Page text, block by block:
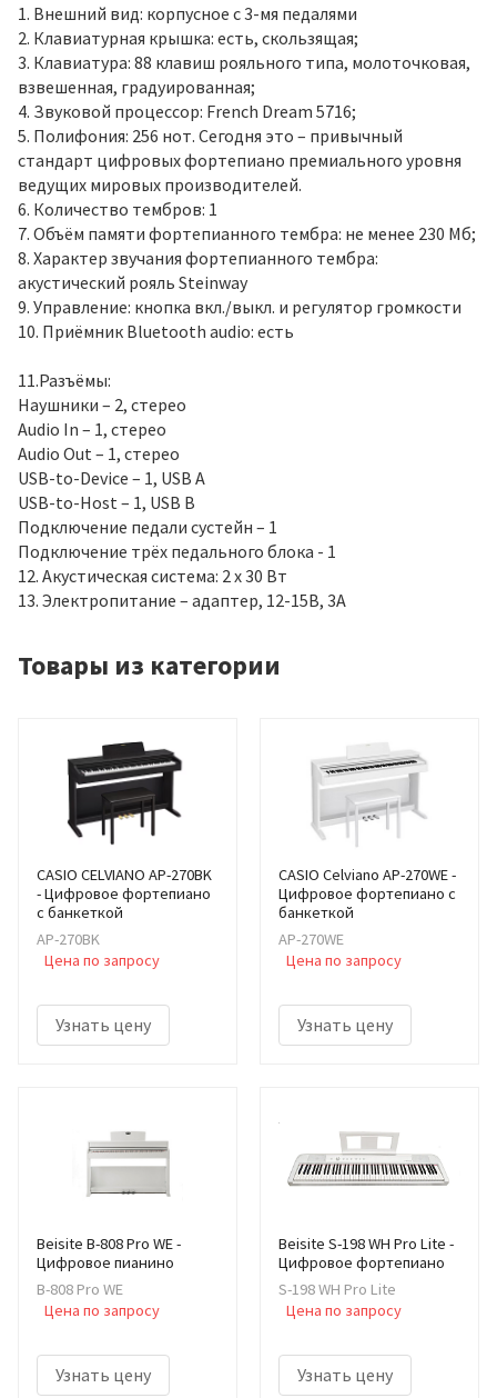
1. Внешний вид: корпусное с 3-мя педалями
2. Клавиатурная крышка: есть, скользящая;
3. Клавиатура: 88 клавиш рояльного типа, молоточковая,
взвешенная, градуированная;
4. Звуковой процессор: French Dream 5716;
5. Полифония: 256 нот. Сегодня это – привычный
стандарт цифровых фортепиано премиального уровня
ведущих мировых производителей.
6. Количество тембров: 1
7. Объём памяти фортепианного тембра: не менее 230 Мб;
8. Характер звучания фортепианного тембра:
акустический рояль Steinway
9. Управление: кнопка вкл./выкл. и регулятор громкости
10. Приёмник Bluetooth audio: есть
11.Разъёмы:
Наушники – 2, стерео
Audio In – 1, стерео
Audio Out – 1, стерео
USB-to-Device – 1, USB A
USB-to-Host – 1, USB B
Подключение педали сустейн – 1
Подключение трёх педального блока - 1
12. Акустическая система: 2 х 30 Вт
13. Электропитание – адаптер, 12-15В, 3А
Товары из категории
CASIO CELVIANO AP-270BK
- Цифровое фортепиано
с банкеткой
AP-270BK
Цена по запросу
Узнать цену
CASIO Celviano AP-270WE -
Цифровое фортепиано с
банкеткой
AP-270WE
Цена по запросу
Узнать цену
Beisite B-808 Pro WE -
Цифровое пианино
B-808 Pro WE
Цена по запросу
Узнать цену
Beisite S-198 WH Pro Lite -
Цифровое фортепиано
S-198 WH Pro Lite
Цена по запросу
Узнать цену